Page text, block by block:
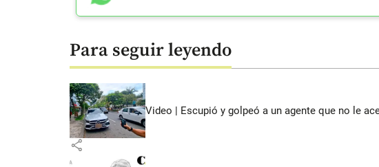
Para seguir leyendo
Video | Escupió y golpeó a un agente que no le
share